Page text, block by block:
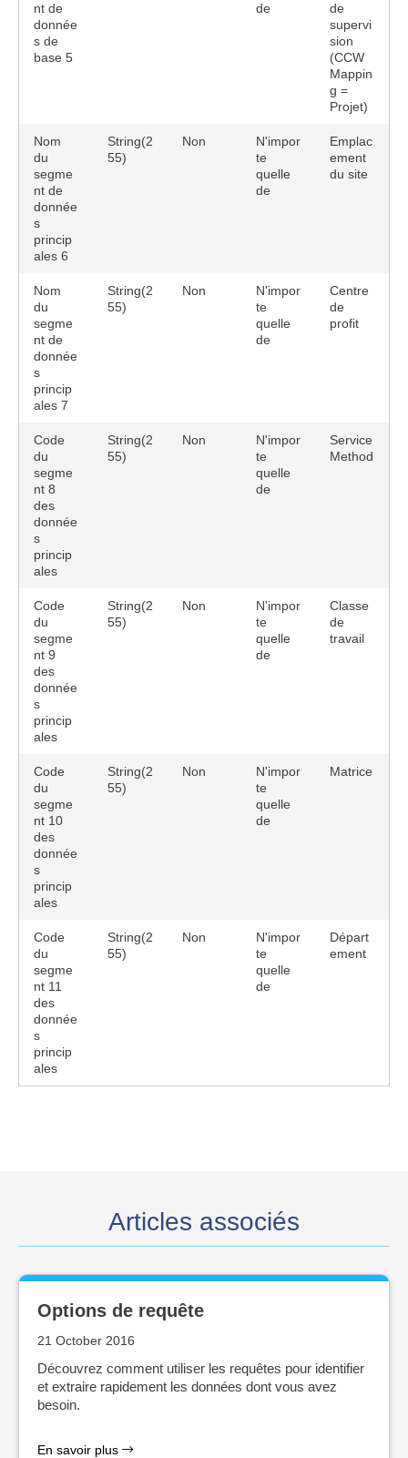
nt de
donnée
s de
base 5
de
de
supervi
sion
(CCW
Mappin
g =
Projet)
Nom
du
segme
nt de
donnée
s
princip
ales 6
String(2
55)
Non
N'impor
te
quelle
de
Emplac
ement
du site
Nom
du
segme
nt de
donnée
s
princip
ales 7
String(2
55)
Non
N'impor
te
quelle
de
Centre
de
profit
Code
du
segme
nt 8
des
donnée
s
princip
ales
String(2
55)
Non
N'impor
te
quelle
de
Service
Method
Code
du
segme
nt 9
des
donnée
s
princip
ales
String(2
55)
Non
N'impor
te
quelle
de
Classe
de
travail
Code
du
segme
nt 10
des
donnée
s
princip
ales
String(2
55)
Non
N'impor
te
quelle
de
Matrice
Code
du
segme
nt 11
des
donnée
s
princip
ales
String(2
55)
Non
N'impor
te
quelle
de
Départ
ement
Articles associés
Options de requête
21 October 2016
Découvrez comment utiliser les requêtes pour identifier
et extraire rapidement les données dont vous avez
besoin.
En savoir plus